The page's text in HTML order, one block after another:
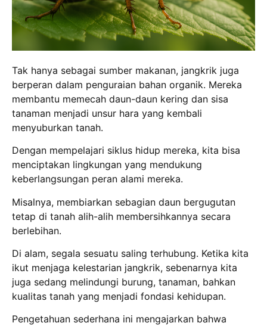
Tak hanya sebagai sumber makanan, jangkrik juga
berperan dalam penguraian bahan organik. Mereka
membantu memecah daun-daun kering dan sisa
tanaman menjadi unsur hara yang kembali
menyuburkan tanah.
Dengan mempelajari siklus hidup mereka, kita bisa
menciptakan lingkungan yang mendukung
keberlangsungan peran alami mereka.
Misalnya, membiarkan sebagian daun bergugutan
tetap di tanah alih-alih membersihkannya secara
berlebihan.
Di alam, segala sesuatu saling terhubung. Ketika kita
ikut menjaga kelestarian jangkrik, sebenarnya kita
juga sedang melindungi burung, tanaman, bahkan
kualitas tanah yang menjadi fondasi kehidupan.
Pengetahuan sederhana ini mengajarkan bahwa